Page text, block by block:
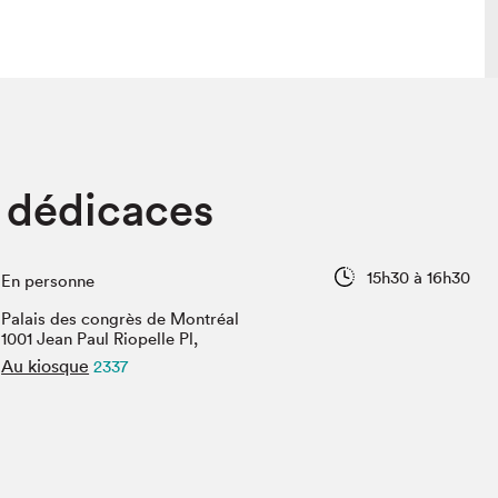
Vidéos et balados
En personne
15h30 à 16h30
Palais des congrès de Montréal
1001 Jean Paul Riopelle Pl,
Au kiosque 2337